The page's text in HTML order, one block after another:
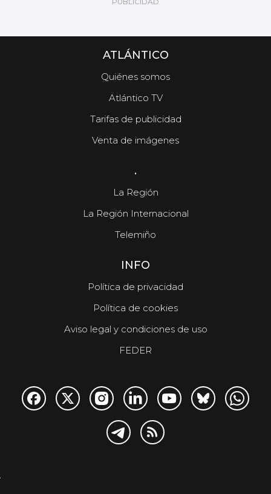
ATLÁNTICO
Quiénes somos
Atlántico TV
Tarifas de publicidad
Venta de imágenes
.
La Región
La Región Internacional
Telemiño
INFO
Política de privacidad
Política de cookies
Aviso legal y condiciones de uso
FEDER